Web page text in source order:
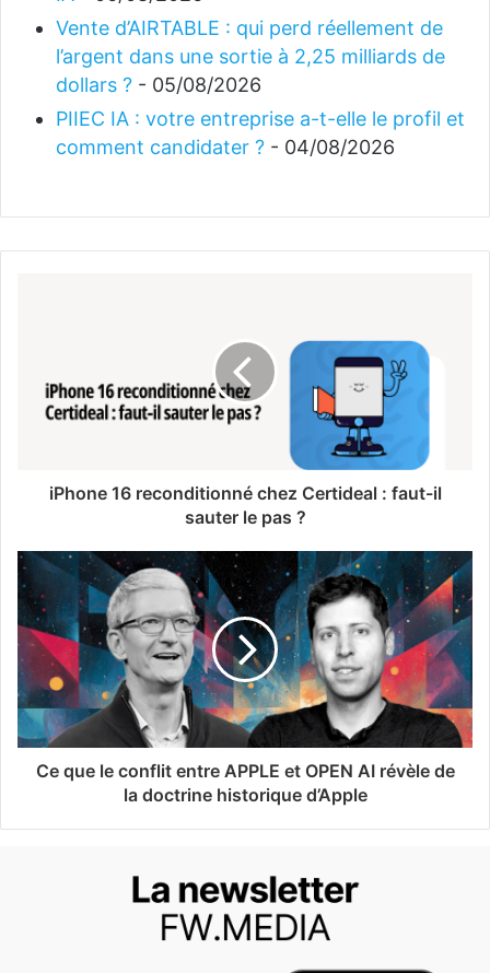
Vente d’AIRTABLE : qui perd réellement de
l’argent dans une sortie à 2,25 milliards de
dollars ? - 05/08/2026
PIIEC IA : votre entreprise a-t-elle le profil et
comment candidater ? - 04/08/2026
iPhone 16 reconditionné chez Certideal : faut-il
sauter le pas ?
Ce que le conflit entre APPLE et OPEN AI révèle de
la doctrine historique d’Apple